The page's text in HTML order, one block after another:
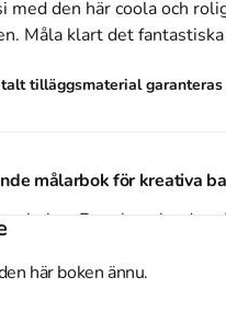
med den här coola och
Måla klart det
tilläggsmaterial
målarbok för kreativa
boken En avkopplande
.
här boken ännu.